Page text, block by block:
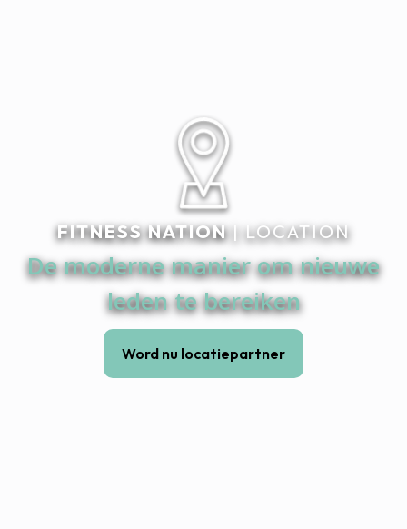
FITNESS NATION| LOCATION
De moderne manier om nieuwe
leden te bereiken
Word nu locatiepartner